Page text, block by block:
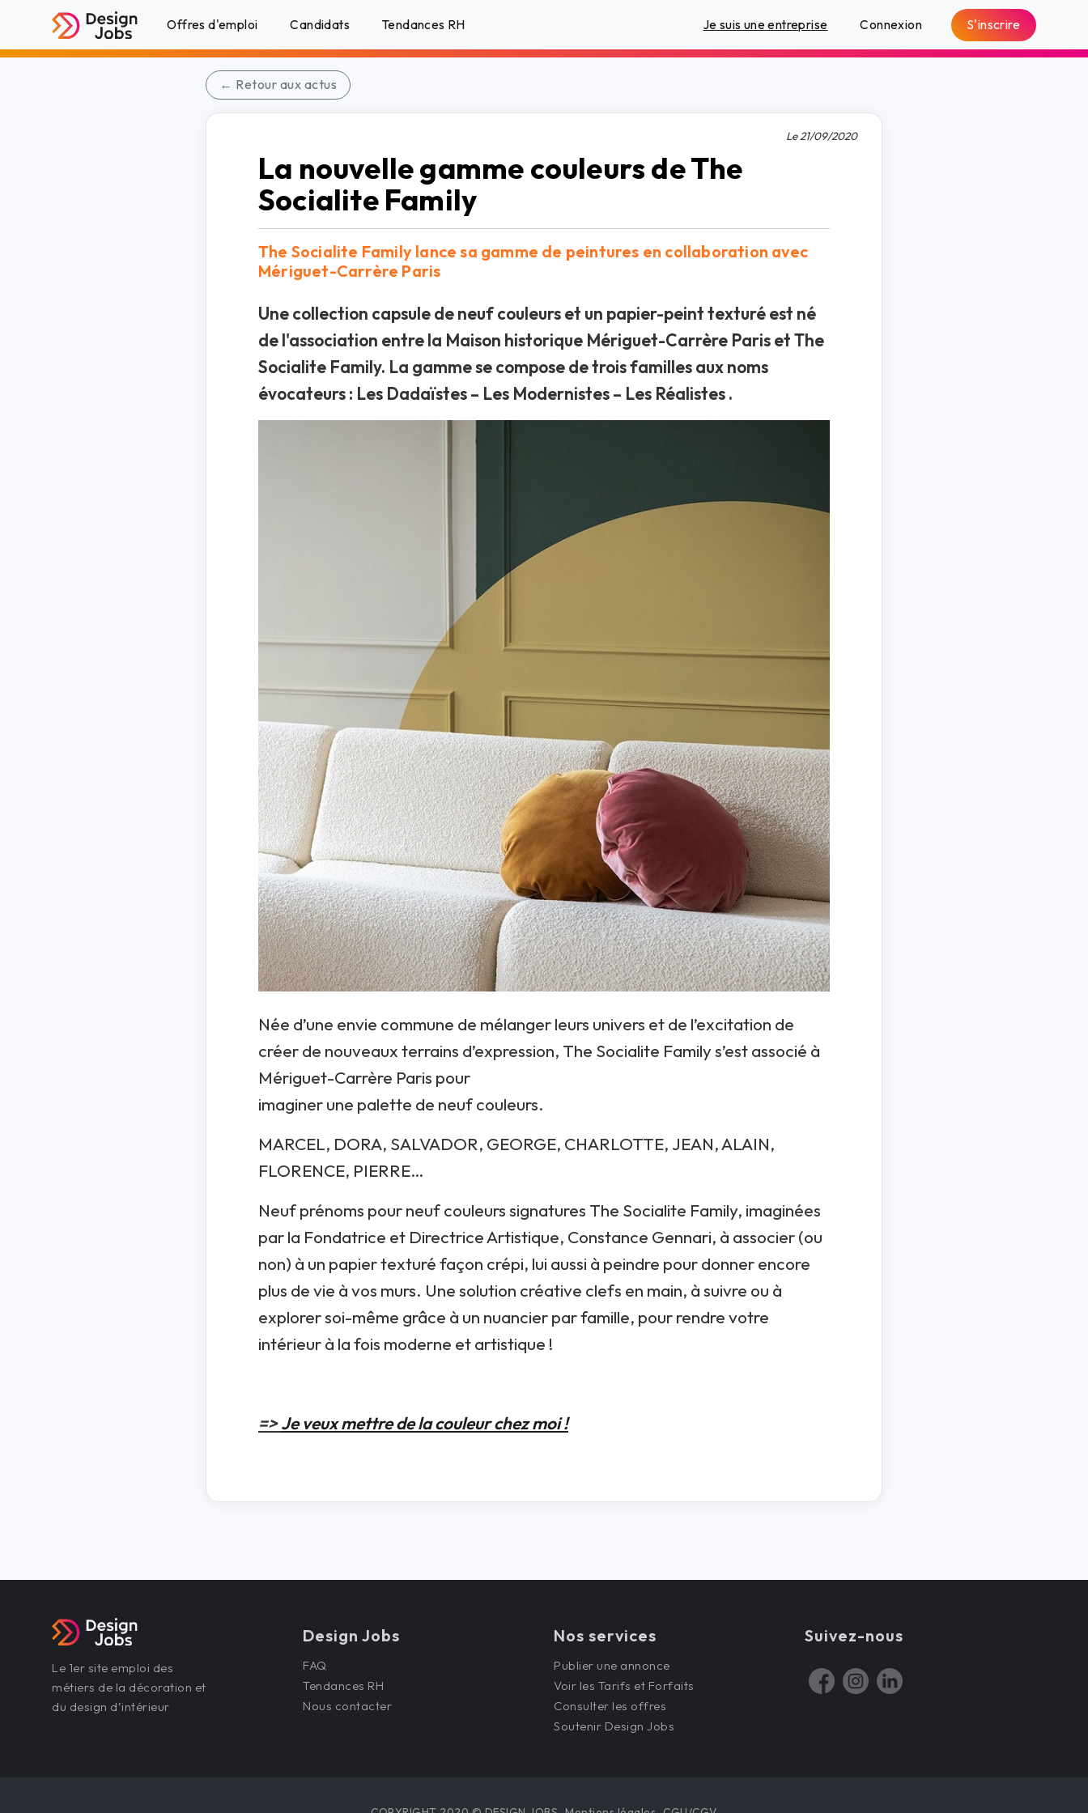
Offres d'emploi Candidats Tendances RH Je suis une entreprise Connexion S'inscrire
← Retour aux actus
Le 21/09/2020
La nouvelle gamme couleurs de The
Socialite Family
The Socialite Family lance sa gamme de peintures en collaboration avec
Mériguet-Carrère Paris
Une collection capsule de neuf couleurs et un papier-peint texturé est né
de l'association entre la Maison historique Mériguet-Carrère Paris et The
Socialite Family. La gamme se compose de trois familles aux noms
évocateurs : Les Dadaïstes – Les Modernistes – Les Réalistes .
Née d’une envie commune de mélanger leurs univers et de l’excitation de
créer de nouveaux terrains d’expression, The Socialite Family s’est associé à
Mériguet-Carrère Paris pour
imaginer une palette de neuf couleurs.
MARCEL, DORA, SALVADOR, GEORGE, CHARLOTTE, JEAN, ALAIN,
FLORENCE, PIERRE…
Neuf prénoms pour neuf couleurs signatures The Socialite Family, imaginées
par la Fondatrice et Directrice Artistique, Constance Gennari, à associer (ou
non) à un papier texturé façon crépi, lui aussi à peindre pour donner encore
plus de vie à vos murs. Une solution créative clefs en main, à suivre ou à
explorer soi-même grâce à un nuancier par famille, pour rendre votre
intérieur à la fois moderne et artistique !
=>Je veux mettre de la couleur chez moi !
Le 1er site emploi des
métiers de la décoration et
du design d’intérieur
Design Jobs
FAQ
Tendances RH
Nous contacter
Nos services
Publier une annonce
Voir les Tarifs et Forfaits
Consulter les offres
Soutenir Design Jobs
Suivez-nous